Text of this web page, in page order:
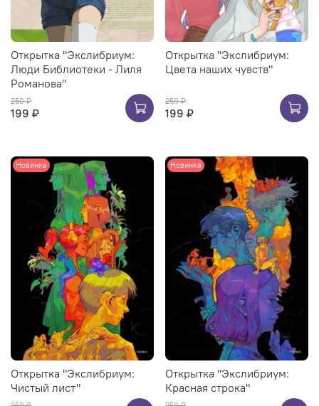
Открытка "Экслибриум:
Люди Библиотеки - Лиля
Романова"
250 ₽
199 ₽
Открытка "Экслибриум:
Цвета наших чувств"
250 ₽
199 ₽
Новинка
Открытка "Экслибриум:
Чистый лист"
Новинка
Открытка "Экслибриум:
Красная строка"